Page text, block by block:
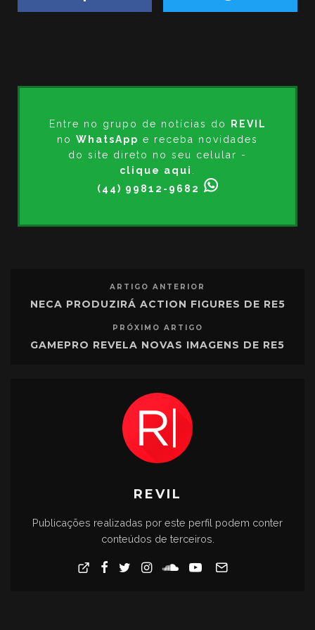
Entre no grupo de notícias do
REVIL
no WhatsApp e receba novidades
do site direto no seu celular -
clique aqui
(44) 99812-9682
ARTIGO ANTERIOR
NECA PRODUZIRÁ ACTION FIGURES DE RE5
PRÓXIMO ARTIGO
GAMEPRO REVELA NOVAS IMAGENS DE RE5
REVIL
Publicações realizadas por este perfil podem conter
conteúdos de terceiros.